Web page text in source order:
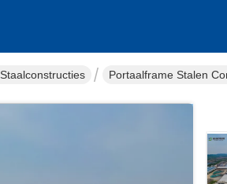
Portaalframe Stalen